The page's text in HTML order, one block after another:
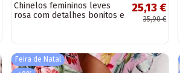
Chinelos femininos leves
rosa com detalhes bonitos e
25,13 €
35,90 €
Feira de Natal